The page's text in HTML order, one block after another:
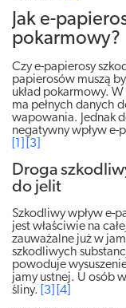
Jak e-
pokarmowy?
Czy e-papierosy
papierosów muszą
układ pokarmowy.
ma pełnych danych
wapowania. Jednak
negatywny wpływ
[3]
Droga
do jelit
Szkodliwy wpływ e-
jest właściwie na
zauważalne już w
szkodliwych
powoduje
jamy ustnej. U osób
śliny.
[3]
[4]